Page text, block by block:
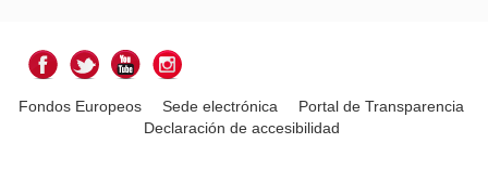
Fondos Europeos Sede electrónica
Portal de Transparencia
Declaración de accesibilidad